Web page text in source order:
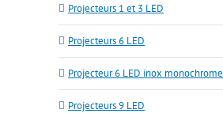
Projecteurs 1 et 3 LED
Projecteurs 6 LED
Projecteur 6 LED inox monochrome
Projecteurs 9 LED